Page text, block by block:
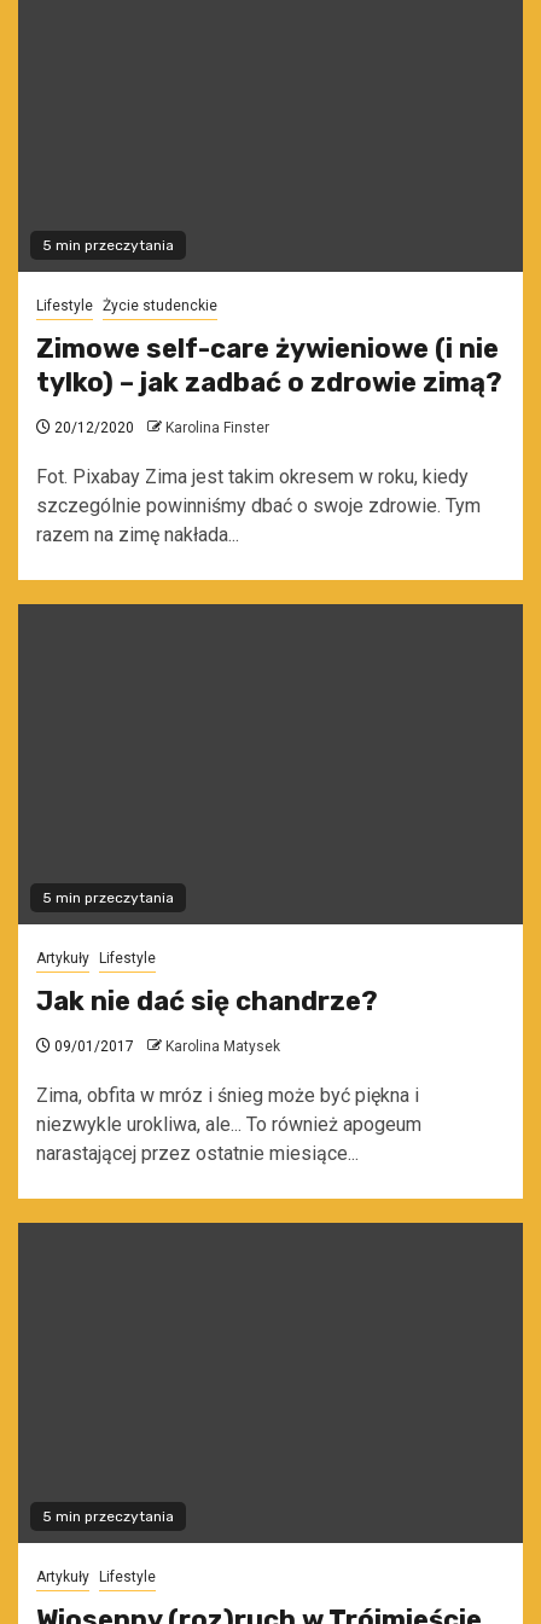
5 min przeczytania
Lifestyle Życie studenckie
Zimowe self-care żywieniowe (i nie
tylko) – jak zadbać o zdrowie zimą?
20/12/2020 Karolina Finster
Fot. Pixabay Zima jest takim okresem w roku, kiedy
szczególnie powinniśmy dbać o swoje zdrowie. Tym
razem na zimę nakłada...
5 min przeczytania
Artykuły Lifestyle
Jak nie dać się chandrze?
09/01/2017 Karolina Matysek
Zima, obfita w mróz i śnieg może być piękna i
niezwykle urokliwa, ale... To również apogeum
narastającej przez ostatnie miesiące...
5 min przeczytania
Artykuły Lifestyle